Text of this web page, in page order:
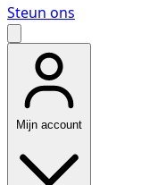
Steun ons
Mijn account